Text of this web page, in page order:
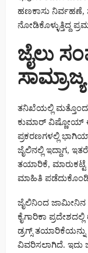
ಹಣಕಾಸು ನಿರ್ವಹಣೆ,
ನೋಡಿಕೊಳ್ಳುತ್ತಿದ್ದ
ಜೈಲು
ಸಾಮ್ರಾಜ್ಯ
ತನಿಖೆಯಲ್ಲಿ
ಕುಮಾರ್ ವಿಷ್ಣೋಯ್
ಪ್ರಕರಣಗಳಲ್ಲಿ
ಜೈಲಿನಲ್ಲಿ ಇದ್ದಾಗ,
ತಯಾರಿಕೆ, ಮಾರುಕಟ್ಟೆ
ಮಾಹಿತಿ
ಜೈಲಿನಿಂದ
ಕೈಗಾರಿಕಾ
ಡ್ರಗ್ಸ್
ವಿವರಿಸಲಾಗಿದೆ. ಇದು